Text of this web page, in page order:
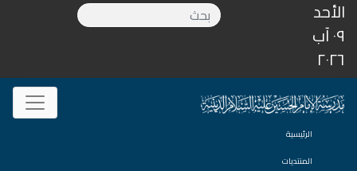
الأحد
٠٩ آب
٢٠٢٦
الرئيسية
المنتديات